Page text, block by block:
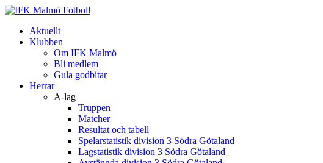
Aktuellt
Klubben
Om IFK Malmö
Bli medlem
Gula godbitar
Herrar
A-lag
Truppen
Matcher
Resultat och tabell
Spelarstatistik division 3 Södra Götaland
Lagstatistik division 3 Södra Götaland